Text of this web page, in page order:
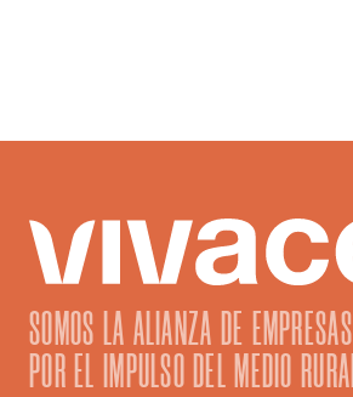
SOMOS LA ALIANZA DE EMPRESAS
POR EL IMPULSO DEL MEDIO RURAL